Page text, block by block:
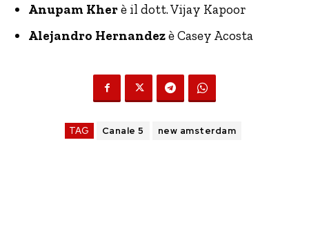
Anupam Kherè il dott. Vijay Kapoor
Alejandro Hernandezè Casey Acosta
TAG Canale 5 new amsterdam